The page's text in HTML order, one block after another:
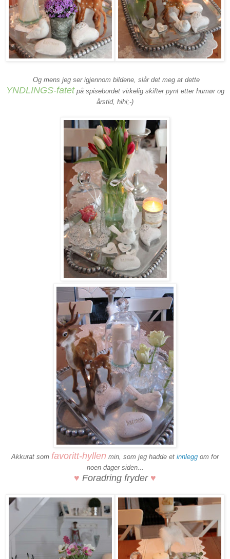
Og mens jeg ser igjennom bildene, slår det meg at dette
YNDLINGS-fatetpå spisebordet virkelig skifter pynt etter humør og
årstid, hihi;-)
Akkurat som favoritt-hyllen min, som jeg hadde et innlegg om for
noen dager siden...
♥ Foradring fryder ♥